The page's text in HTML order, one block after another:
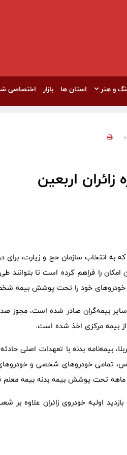
و هنر استان ها بازار اختصاصی
0
به انتخاب سازمان حج و زیارت، برای
را فراهم کرده است تا بتوانند
بیمه‌گران صادر شده است، مجوز
بیمه مرکزی اخذ شده است.
بیمه‌نامه بدنه با تعهدات اصلی
کرد. بر این اساس، تمامی خودروهای شخصی و
تحت پوشش بیمه بدنه بیمه معلم
اولیه خودروی زائران علاوه بر